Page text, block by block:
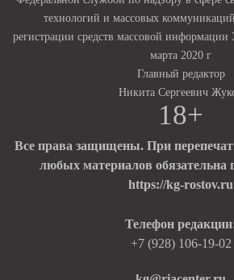
технологий и массовых
регистрации средств массовой
марта 2020 г
Главный редактор
Никита Сергеевич
18+
Все права защищены. При
любых материалов обязательна
https://kg-rostov.ru
Телефон
+7 (928) 106-19-02